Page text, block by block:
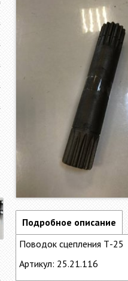
Подробное описание
Поводок сцепления Т-25
Артикул: 25.21.116